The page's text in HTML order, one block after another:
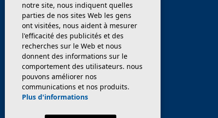
PROPRIÉTÉS
SERVICES
VENDEZ / TRANSFÉRER
NOUVELLES
notre site, nous indiquent quelles
parties de nos sites Web les gens
ont visitées, nous aident à mesurer
l'efficacité des publicités et des
recherches sur le Web et nous
donnent des informations sur le
comportement des utilisateurs. nous
pouvons améliorer nos
communications et nos produits.
Plus d'informations